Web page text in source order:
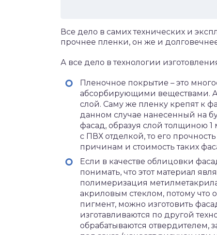
Все дело в самих технических и
прочнее пленки, он же и
А все дело в технологии
Пленочное покрытие – это
абсорбирующими веществами.
слой. Саму же пленку крепят к
данном случае нанесенный на
фасад, образуя слой толщиною
с ПВХ отделкой, то его
причинам и стоимость таких
Если в качестве облицовки
понимать, что этот материал
полимеризация
акриловым стеклом, потому что
пигмент, можно изготовить
изготавливаются по другой
обрабатываются отвердителем,